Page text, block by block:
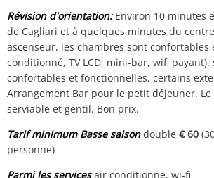
Révision d'orientation:Environ 10 minutes
de Cagliari et à quelques minutes du
ascenseur, les chambres sont confortables
conditionné, TV LCD, mini-bar, wifi payant).
confortables et fonctionnelles, certains
Arrangement Bar pour le petit déjeuner.
serviable et gentil. Bon prix.
Tarif minimum Basse saisondouble€ 60
personne)
Parmi les servicesair conditionne, wi-fi